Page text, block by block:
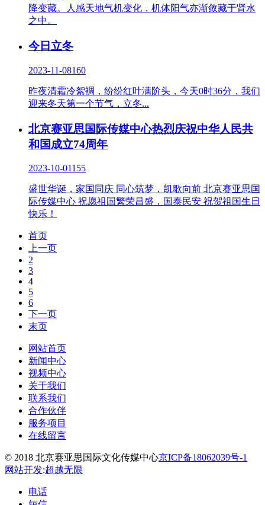
降变藏。人感天地气机变化，机体阳气亦渐敛藏于肾水
之中。
今日立冬
2023-11-08160
昨夜清霜冷絮裯，纷纷红叶满阶头，今天0时36分，我们
迎来冬天第一个节气，立冬...
北京赛亚思国际传媒中心热烈庆祝中华人民共
和国成立74周年
2023-10-01155
盛世华诞，家国同庆 同心筑梦，凯歌向前 北京赛亚思国
际传媒中心 祝愿祖国繁荣昌盛，国泰民安 祝贺祖国生日
快乐！
首页
上一页
2
3
4
5
6
下一页
末页
网站首页
新闻中心
视频中心
关于我们
联系我们
合作伙伴
服务项目
在线留言
© 2018 北京赛亚思国际文化传媒中心京ICP备18062039号-1
网站开发:超越无限
电话